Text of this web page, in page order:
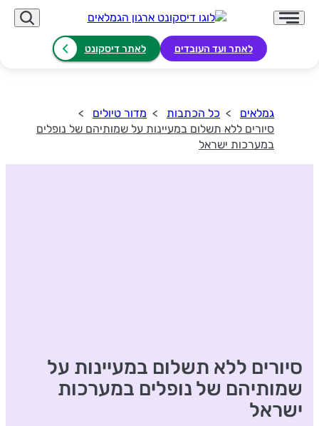
לאתר ועד העובדים לאתר דיסקונט
גמלאים כל הכתבות
מדור טיולים
סיורים ללא תשלום במעיינות על שמותיהם של נופלים
במערכות ישראל
סיורים ללא תשלום במעיינות על
שמותיהם של נופלים במערכות
ישראל